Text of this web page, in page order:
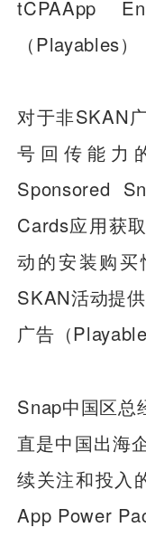
tCPAApp
（Playables）
对于非SKAN
号回传能力
Sponsored
Cards应用获
动的安装购买
SKAN活动提
广告（
Snap中国区总
直是中国出海
续关注和投入
App Power